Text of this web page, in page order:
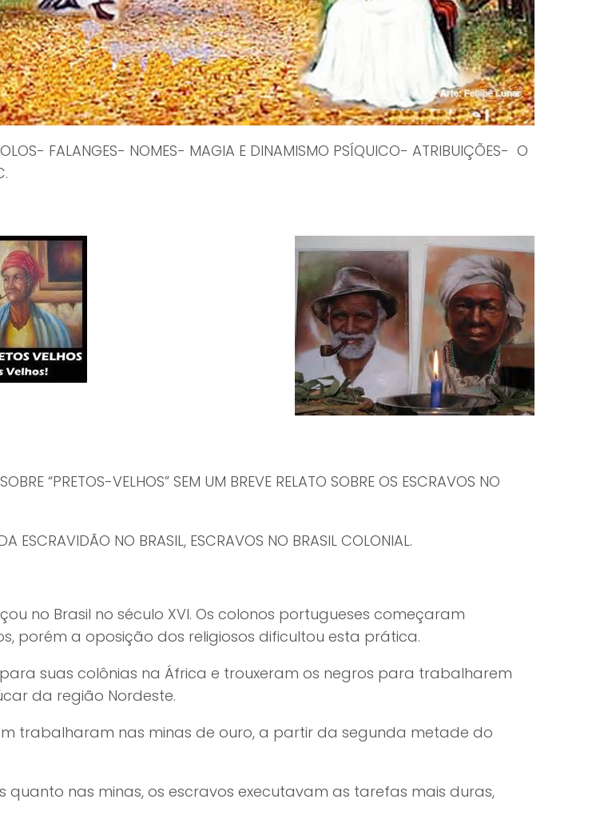
FALANGES- NOMES- MAGIA E DINAMISMO PSÍQUICO- ATRIBUIÇÕES- O
“PRETOS-VELHOS” SEM UM BREVE RELATO SOBRE OS ESCRAVOS NO
ESCRAVIDÃO NO BRASIL, ESCRAVOS NO BRASIL COLONIAL.
no Brasil no século XVI. Os colonos portugueses começaram
porém a oposição dos religiosos dificultou esta prática.
suas colônias na África e trouxeram os negros para trabalharem
da região Nordeste.
trabalharam nas minas de ouro, a partir da segunda metade do
quanto nas minas, os escravos executavam as tarefas mais duras,